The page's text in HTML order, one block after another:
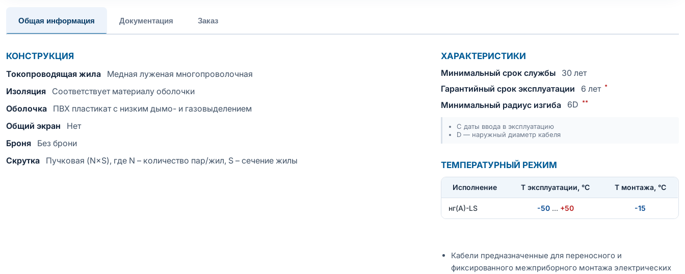
Общая информация Документация Заказ
КОНСТРУКЦИЯ
Токопроводящая жила
Медная луженая многопроволочная
Изоляция
Соответствует материалу оболочки
Оболочка
ПВХ пластикат с низким дымо- и газовыделением
Общий экран
Нет
Броня
Без брони
Скрутка
Пучковая (N×S), где N – количество пар/жил, S – сечение жилы
ХАРАКТЕРИСТИКИ
Минимальный срок службы
30 лет
Гарантийный срок эксплуатации
6 лет *
Минимальный радиус изгиба 6D **
С даты ввода в эксплуатацию
D — наружный диаметр кабеля
ТЕМПЕРАТУРНЫЙ РЕЖИМ
Исполнение T эксплуатации, °С Т монтажа, °С
нг(А)-LS -50 … +50 -15
Кабели предназначенные для переносного и
фиксированного межприборного монтажа электрических